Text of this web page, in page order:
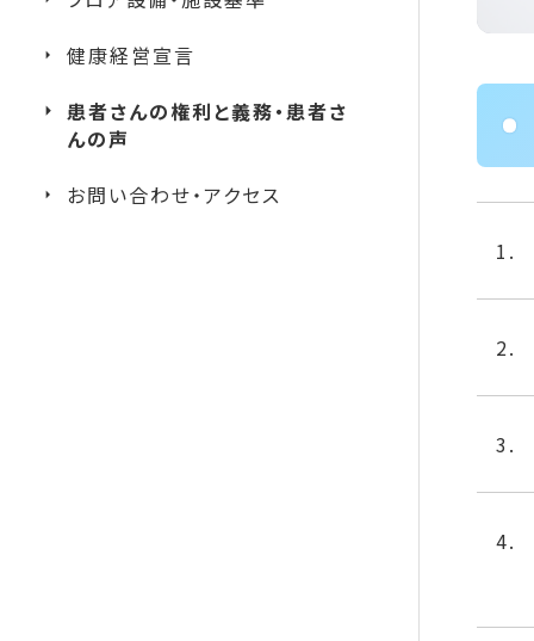
健康経営宣言
患者さんの権利と義務・患者さ
んの声
お問い合わせ・アクセス
1.
2.
3.
4.